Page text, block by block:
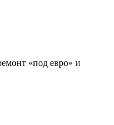
«под евро» и